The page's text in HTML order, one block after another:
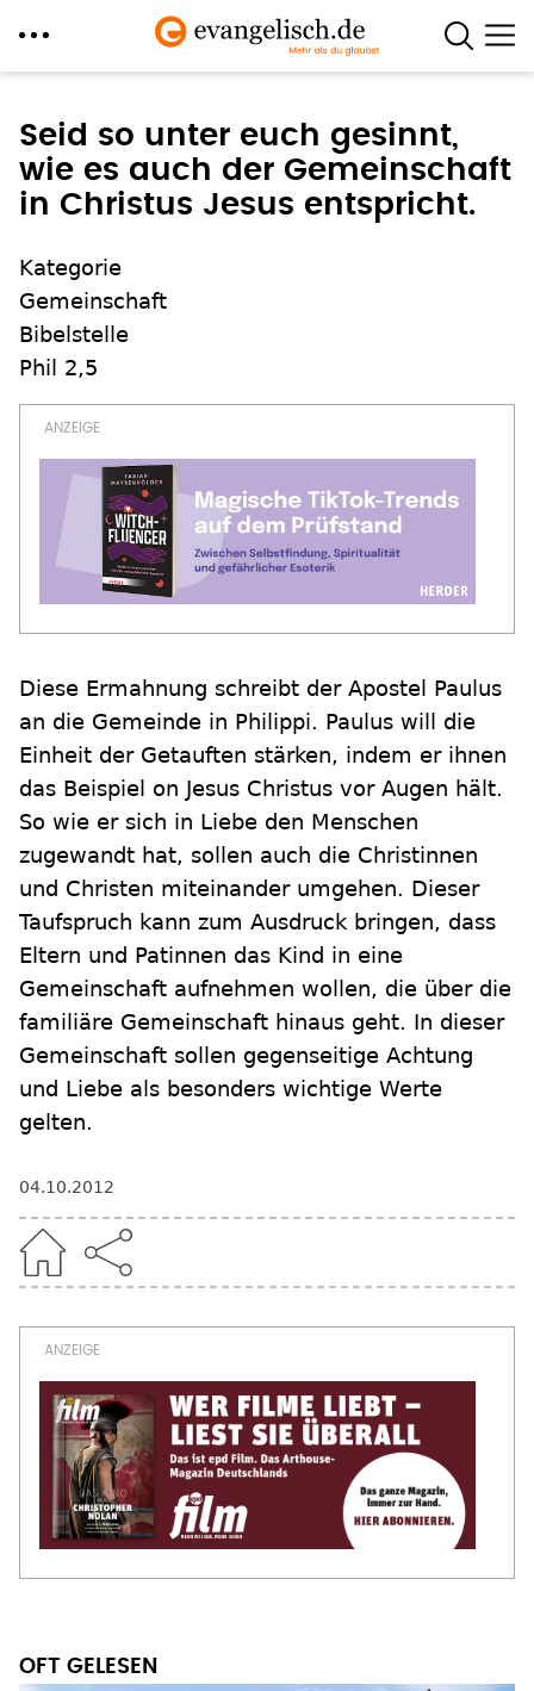
zum
Inhalt
Seid so unter euch gesinnt,
wie es auch der Gemeinschaft
in Christus Jesus entspricht.
Kategorie
Gemeinschaft
Bibelstelle
Phil 2,5
Diese Ermahnung schreibt der Apostel Paulus
an die Gemeinde in Philippi. Paulus will die
Einheit der Getauften stärken, indem er ihnen
das Beispiel on Jesus Christus vor Augen hält.
So wie er sich in Liebe den Menschen
zugewandt hat, sollen auch die Christinnen
und Christen miteinander umgehen. Dieser
Taufspruch kann zum Ausdruck bringen, dass
Eltern und Patinnen das Kind in eine
Gemeinschaft aufnehmen wollen, die über die
familiäre Gemeinschaft hinaus geht. In dieser
Gemeinschaft sollen gegenseitige Achtung
und Liebe als besonders wichtige Werte
gelten.
04.10.2012
OFT GELESEN